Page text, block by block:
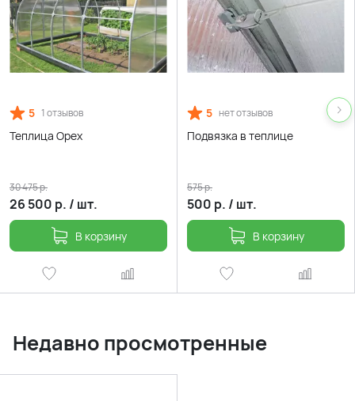
5 1 отзывов
Теплица Орех
26 500 р. / шт.
30 475р.
В корзину
5 нет отзывов
Подвязка в теплице
500 р. / шт.
575р.
В корзину
Недавно просмотренные